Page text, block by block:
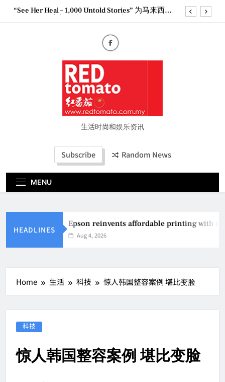
Skip“See Her Heal – 1,000 Untold Stories” 为马来西亚
Epson reinvents affordable printing with next-
generation EcoTank Series
Couture Fashion Week Malaysia 2026– Press
“See Her Heal – 1,000 Untold Stories” 为马来西亚
妈妈提供分享剖腹产复原历程的空间
2026 全国房地产大奖创历史纪录 见证马来西亚房
地产经纪行业蓬勃发展生活时尚和娱乐资讯
Subscribe Random News
MENU
HEADLINES
Epson reinvents affordable printing with
Aug 4, 2026
Home 生活 科技 惊人韩国整容案例 堪比变脸
科技
惊人韩国整容案例 堪比变脸